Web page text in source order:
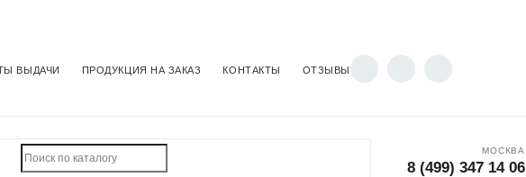
ВЫДАЧИ ПРОДУКЦИЯ НА ЗАКАЗ КОНТАКТЫ ОТЗЫВЫ
МОСКВА
8 (499) 347 14 06